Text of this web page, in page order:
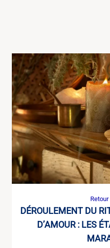
DÉROULEMENT DU
D’AMOUR : LES